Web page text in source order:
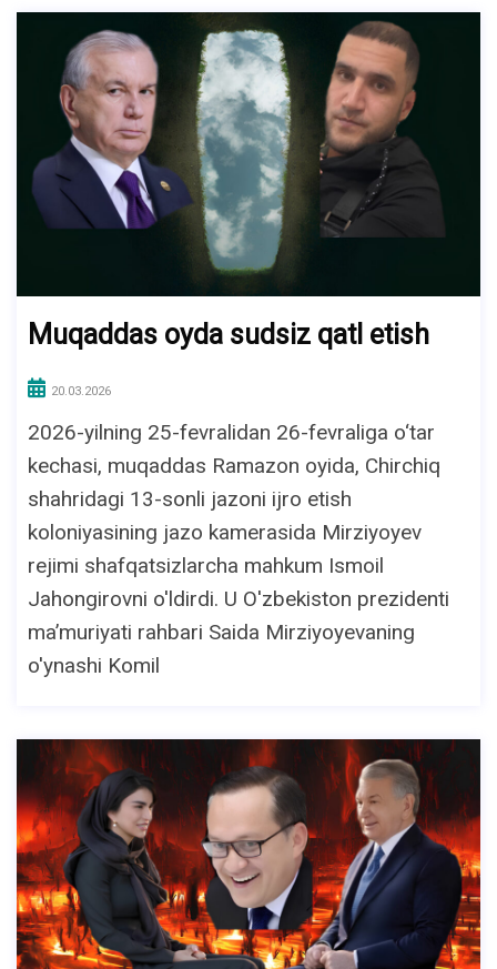
Muqaddas oyda sudsiz qatl etish
20.03.2026
2026-yilning 25-fevralidan 26-fevraliga o‘tar
kechasi, muqaddas Ramazon oyida, Chirchiq
shahridagi 13-sonli jazoni ijro etish
koloniyasining jazo kamerasida Mirziyoyev
rejimi shafqatsizlarcha mahkum Ismoil
Jahongirovni o'ldirdi. U O'zbekiston prezidenti
ma’muriyati rahbari Saida Mirziyoyevaning
o'ynashi Komil